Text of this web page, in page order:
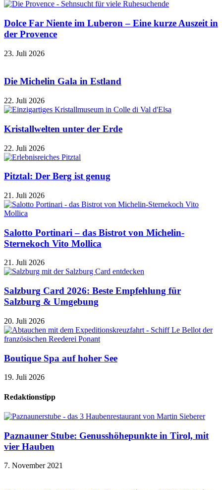
Dolce Far Niente im Luberon – Eine kurze Auszeit in
der Provence
23. Juli 2026
Die Michelin Gala in Estland
22. Juli 2026
Kristallwelten unter der Erde
22. Juli 2026
Pitztal: Der Berg ist genug
21. Juli 2026
Salotto Portinari – das Bistrot von Michelin-
Sternekoch Vito Mollica
21. Juli 2026
Salzburg Card 2026: Beste Empfehlung für
Salzburg & Umgebung
20. Juli 2026
Boutique Spa auf hoher See
19. Juli 2026
Redaktionstipp
Paznauner Stube: Genusshöhepunkte in Tirol, mit
vier Hauben
7. November 2021